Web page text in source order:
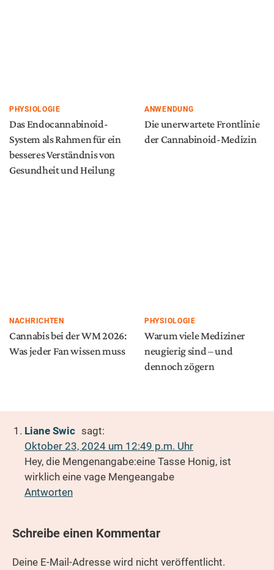
PHYSIOLOGIE
Das Endocannabinoid-
System als Rahmen für ein
besseres Verständnis von
Gesundheit und Heilung
ANWENDUNG
Die unerwartete Frontlinie
der Cannabinoid-Medizin
NACHRICHTEN
Cannabis bei der WM 2026:
Was jeder Fan wissen muss
PHYSIOLOGIE
Warum viele Mediziner
neugierig sind – und
dennoch zögern
Liane Swic sagt:
Oktober 23, 2024 um 12:49 p.m. Uhr
Hey, die Mengenangabe:eine Tasse Honig, ist
wirklich eine vage Mengeangabe
Antworten
Schreibe einen Kommentar
Deine E-Mail-Adresse wird nicht veröffentlicht.